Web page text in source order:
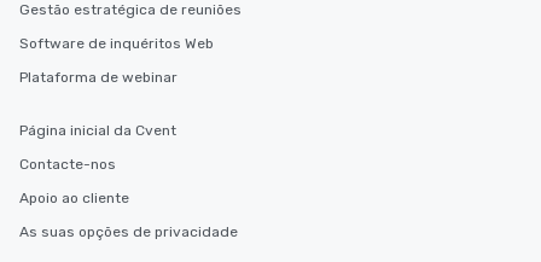
Gestão estratégica de reuniões
Software de inquéritos Web
Plataforma de webinar
Página inicial da Cvent
Contacte-nos
Apoio ao cliente
As suas opções de privacidade